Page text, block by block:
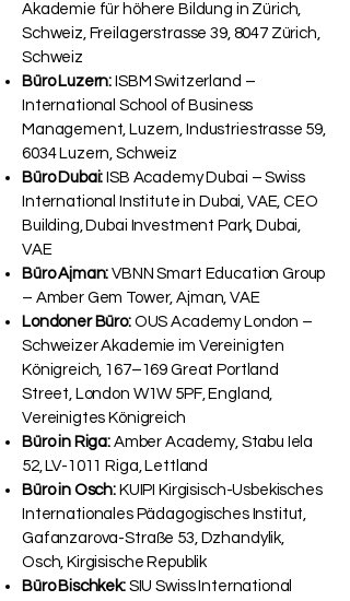
Akademie für höhere Bildung in Zürich,
Schweiz, Freilagerstrasse 39, 8047 Zürich,
Schweiz
Büro Luzern: ISBM Switzerland –
International School of Business
Management, Luzern, Industriestrasse 59,
6034 Luzern, Schweiz
Büro Dubai: ISB Academy Dubai – Swiss
International Institute in Dubai, VAE, CEO
Building, Dubai Investment Park, Dubai,
VAE
Büro Ajman: VBNN Smart Education Group
– Amber Gem Tower, Ajman, VAE
Londoner Büro:OUS Academy London –
Schweizer Akademie im Vereinigten
Königreich, 167–169 Great Portland
Street, London W1W 5PF, England,
Vereinigtes Königreich
Büro in Riga: Amber Academy, Stabu Iela
52, LV-1011 Riga, Lettland
Büro in Osch: KUIPI Kirgisisch-Usbekisches
Internationales Pädagogisches Institut,
Gafanzarova-Straße 53, Dzhandylik,
Osch, Kirgisische Republik
Büro Bischkek:SIU Swiss International